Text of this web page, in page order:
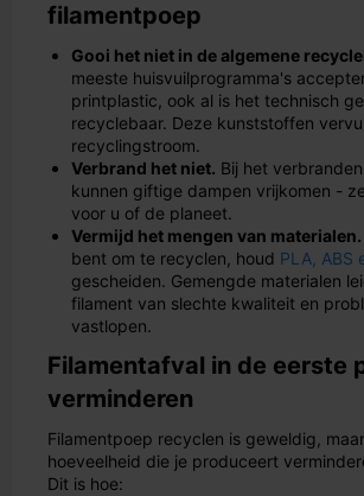
filamentpoep
Gooi het niet in de algemene
meeste huisvuilprogramma's
printplastic, ook al is het technisch
recyclebaar. Deze kunststoffen
recyclingstroom.
Verbrand het niet. Bij het
kunnen giftige dampen vrijkomen -
voor u of de planeet.
Vermijd het mengen van materialen.
bent om te recyclen, houd PLA, ABS
gescheiden. Gemengde materialen
filament van slechte kwaliteit en
vastlopen.
Filamentafval in de eerste
verminderen
Filamentpoep recyclen is geweldig,
hoeveelheid die je produceert
Dit is hoe: